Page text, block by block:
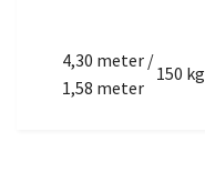
4,30 meter /
1,58 meter
150 kg